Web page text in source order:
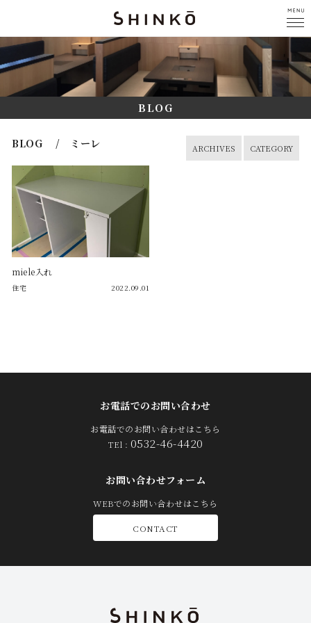
BLOG
BLOG / ミーレ CATEGORY
ARCHIVES
miele入れ
住宅 2022.09.01
お電話でのお問い合わせ
お電話でのお問い合わせはこちら
TEl : 0532-46-4420
お問い合わせフォーム
WEBでのお問い合わせはこちら
CONTACT